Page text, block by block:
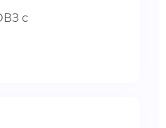
с